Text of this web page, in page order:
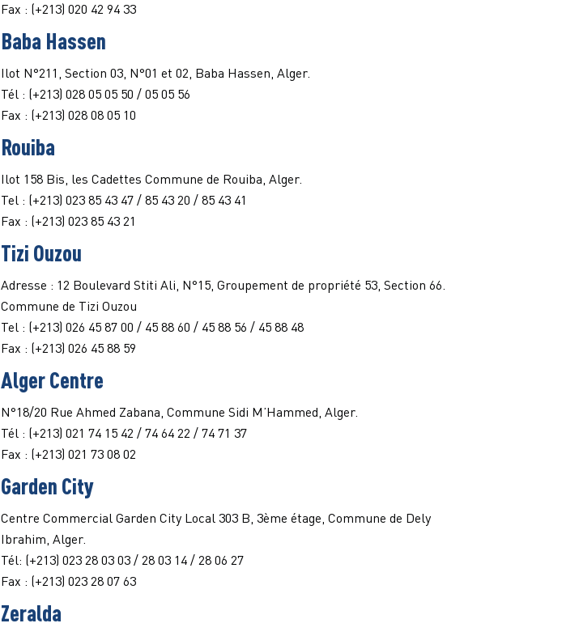
Fax : (+213) 020 42 94 33
Baba Hassen
Ilot N°211, Section 03, N°01 et 02, Baba Hassen, Alger.
Tél : (+213) 028 05 05 50 / 05 05 56
Fax : (+213) 028 08 05 10
Rouiba
Ilot 158 Bis, les Cadettes Commune de Rouiba, Alger.
Tel : (+213) 023 85 43 47 / 85 43 20 / 85 43 41
Fax : (+213) 023 85 43 21
Tizi Ouzou
Adresse : 12 Boulevard Stiti Ali, N°15, Groupement de propriété 53, Section 66.
Commune de Tizi Ouzou
Tel : (+213) 026 45 87 00 / 45 88 60 / 45 88 56 / 45 88 48
Fax : (+213) 026 45 88 59
Alger Centre
N°18/20 Rue Ahmed Zabana, Commune Sidi M’Hammed, Alger.
Tél : (+213) 021 74 15 42 / 74 64 22 / 74 71 37
Fax : (+213) 021 73 08 02
Garden City
Centre Commercial Garden City Local 303 B, 3ème étage, Commune de Dely
Ibrahim, Alger.
Tél: (+213) 023 28 03 03 / 28 03 14 / 28 06 27
Fax : (+213) 023 28 07 63
Zeralda